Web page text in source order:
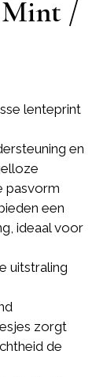
Mint /
lenteprint
en
pasvorm
een
ideaal voor
uitstraling
zorgt
de